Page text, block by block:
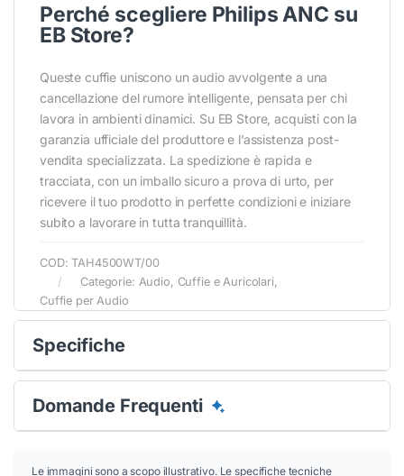
Perché scegliere Philips ANC su
EB Store?
Queste cuffie uniscono un audio avvolgente a una
cancellazione del rumore intelligente, pensata per chi
lavora in ambienti dinamici. Su EB Store, acquisti con la
garanzia ufficiale del produttore e l’assistenza post-
vendita specializzata. La spedizione è rapida e
tracciata, con un imballo sicuro a prova di urto, per
ricevere il tuo prodotto in perfette condizioni e iniziare
subito a lavorare in tutta tranquillità.
COD:TAH4500WT/00
Categorie: Audio Cuffie e Auricolari
Cuffie per Audio
Specifiche
Domande Frequenti
Le immagini sono a scopo illustrativo. Le specifiche tecniche